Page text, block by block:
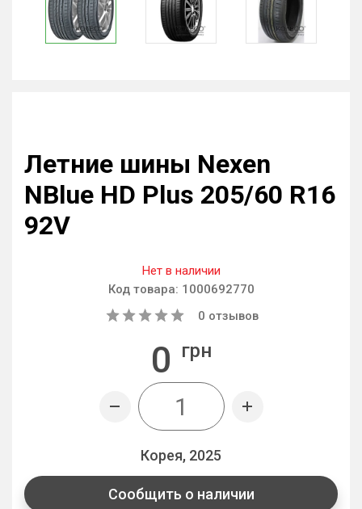
Летние шины Nexen
NBlue HD Plus 205/60 R16
92V
Нет в наличии
Код товара: 1000692770
0 отзывов
0 грн
Корея, 2025
Сообщить о наличии